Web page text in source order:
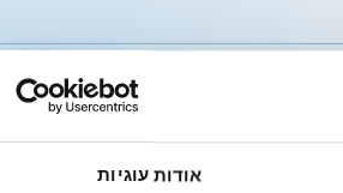
אודות עוגיות